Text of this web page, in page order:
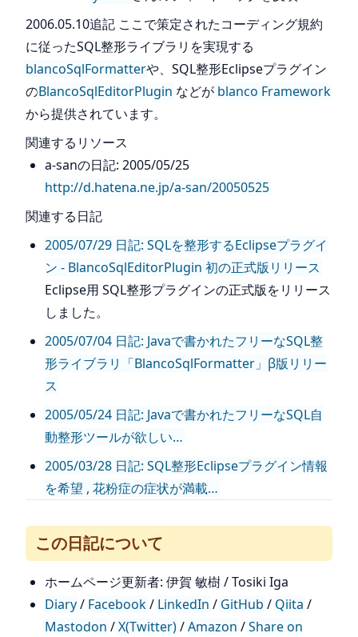
2006.05.10追記 ここで策定されたコーディング規約
に従ったSQL整形ライブラリを実現する
blancoSqlFormatterや、SQL整形Eclipseプラグイン
のBlancoSqlEditorPlugin などが blanco Framework
から提供されています。
関連するリソース
a-sanの日記: 2005/05/25
http://d.hatena.ne.jp/a-san/20050525
関連する日記
2005/07/29 日記: SQLを整形するEclipseプラグイ
ン - BlancoSqlEditorPlugin 初の正式版リリース
Eclipse用 SQL整形プラグインの正式版をリリース
しました。
2005/07/04 日記: Javaで書かれたフリーなSQL整
形ライブラリ「BlancoSqlFormatter」β版リリー
ス
2005/05/24 日記: Javaで書かれたフリーなSQL自
動整形ツールが欲しい…
2005/03/28 日記: SQL整形Eclipseプラグイン情報
を希望 , 花粉症の症状が満載…
この日記について
ホームページ更新者: 伊賀 敏樹 / Tosiki Iga
Diary/ Facebook/ LinkedIn / GitHub / Qiita /
Mastodon /X(Twitter)/Amazon /Share on